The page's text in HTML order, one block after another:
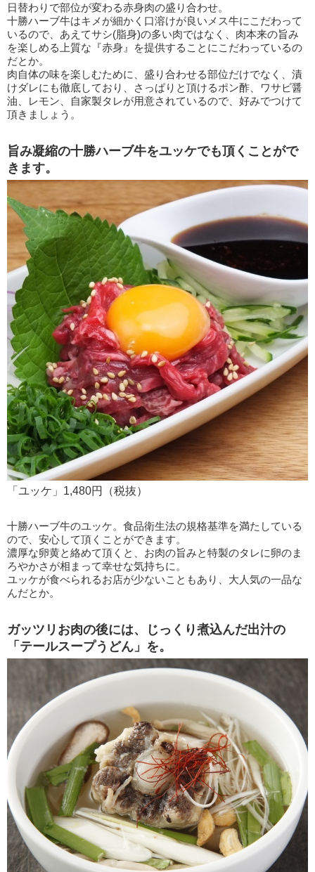
日替わりで部位が変わる赤身肉の盛り合わせ。
十勝ハーブ牛はキメが細かく口溶けが良いメス牛にこだわって
いるので、あえてサシ(脂身)の多い肉ではなく、肉本来の旨み
を楽しめる上質な『赤身』を提供することにこだわっているの
だとか。
肉自体の味を楽しむために、盛り合わせる部位だけでなく、漬
けダレにも徹底しており、さっぱりと頂けるポン酢、ワサビ醤
油、レモン、自家製タレが用意されているので、好みでつけて
頂きましょう。
旨み凝縮の十勝ハーブ牛をユッケでも頂くことがで
きます。
「ユッケ」1,480円（税抜）
十勝ハーブ牛のユッケ。食品衛生法の規格基準を満たしている
ので、安心して頂くことができます。
濃厚な卵黄と絡めて頂くと、お肉の旨みと特製のタレに卵のま
ろやかさが相まって幸せな気持ちに。
ユッケが食べられるお店が少ないこともあり、大人気の一品な
んだとか。
ガッツリお肉の後には、じっくり煮込んだ出汁の
「テールスープうどん」を。